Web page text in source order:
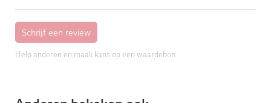
Help anderen en maak kans op een waardebon